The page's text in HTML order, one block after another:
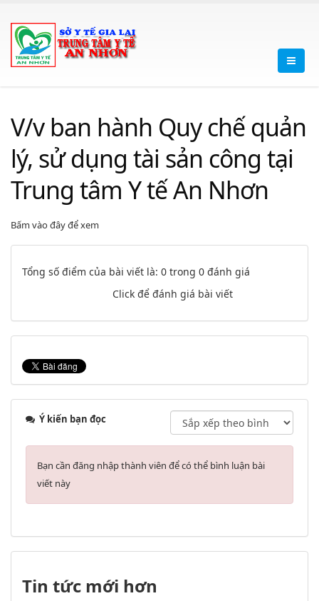
V/v ban hành Quy chế quản
lý, sử dụng tài sản công tại
Trung tâm Y tế An Nhơn
Bấm vào đây để xem
Tổng số điểm của bài viết là: 0 trong 0 đánh giá
Click để đánh giá bài viết
Ý kiến bạn đọc
Bạn cần đăng nhập thành viên để có thể bình luận bài
viết này
Tin tức mới hơn